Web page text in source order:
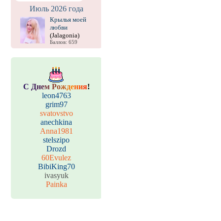
Июль 2026 года
Крылья моей
любви
(Jalagonia)
Баллов: 659
С Днем Рождения!
leon4763
grim97
svatovstvo
anechkina
Anna1981
stelszipo
Drozd
60Evulez
BibiKing70
ivasyuk
Painka